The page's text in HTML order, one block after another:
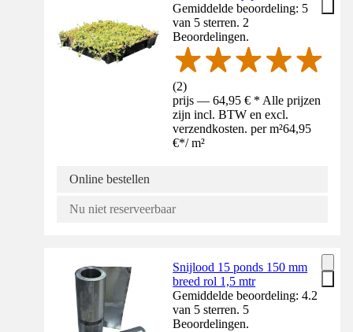
Gemiddelde beoordeling: 5
van 5 sterren. 2
Beoordelingen.
(2)
prijs — 64,95 € * Alle prijzen
zijn incl. BTW en excl.
verzendkosten. per m²64,95
€*/ m²
Online bestellen
Nu niet reserveerbaar
Snijlood 15 ponds 150 mm
breed rol 1,5 mtr
Gemiddelde beoordeling: 4.2
van 5 sterren. 5
Beoordelingen.